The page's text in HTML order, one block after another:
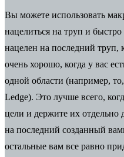
Вы можете использовать
нацелиться на труп и
нацелен на последний
очень хорошо, когда у вас
одной области (например,
Ledge). Это лучше всего,
цели и держите их отдельно
на последний созданный
остальные вам все равно